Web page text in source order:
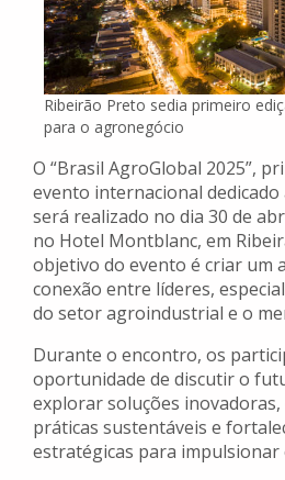
Ribeirão Preto sedia primeiro
para o agronegócio
O “Brasil AgroGlobal 2025”,
evento internacional
será realizado no dia 30 de
no Hotel Montblanc, em
objetivo do evento é criar um
conexão entre líderes,
do setor agroindustrial e o
Durante o encontro, os
oportunidade de discutir o
explorar soluções
práticas sustentáveis e
estratégicas para impulsionar